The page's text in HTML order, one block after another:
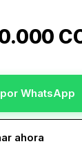
WhatsApp
ahora